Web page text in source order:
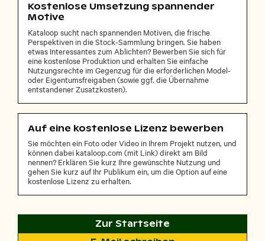
Kostenlose Umsetzung spannender
Motive
Kataloop sucht nach spannenden Motiven, die frische
Perspektiven in die Stock-Sammlung bringen. Sie haben
etwas Interessantes zum Ablichten? Bewerben Sie sich für
eine kostenlose Produktion und erhalten Sie einfache
Nutzungsrechte im Gegenzug für die erforderlichen Model-
oder Eigentumsfreigaben (sowie ggf. die Übernahme
entstandener Zusatzkosten).
Auf eine kostenlose Lizenz bewerben
Sie möchten ein Foto oder Video in Ihrem Projekt nutzen, und
können dabei kataloop.com (mit Link) direkt am Bild
nennen? Erklären Sie kurz Ihre gewünschte Nutzung und
gehen Sie kurz auf Ihr Publikum ein, um die Option auf eine
kostenlose Lizenz zu erhalten.
Zur Startseite